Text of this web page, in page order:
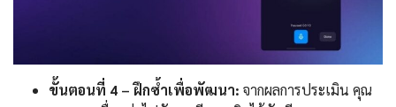
ขั้นตอนที่ 4 – ฝึกซ้ำเพื่อพัฒนา: จากผลการประเมิน คุณ